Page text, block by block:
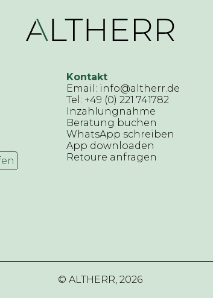
Kontakt
Email: info@altherr.de
Tel: +49 (0) 221 741782
Inzahlungnahme
Beratung buchen
WhatsApp schreiben
App downloaden
Retoure anfragen
© ALTHERR, 2026